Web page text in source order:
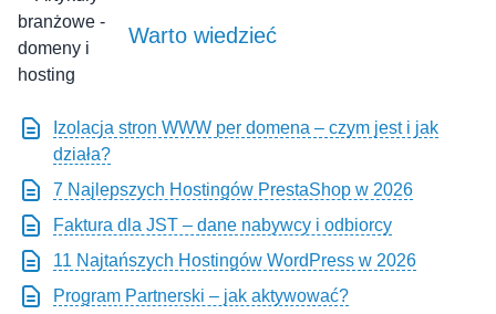
Warto wiedzieć
Izolacja stron WWW per domena – czym jest i jak
działa?
7 Najlepszych Hostingów PrestaShop w 2026
Faktura dla JST – dane nabywcy i odbiorcy
11 Najtańszych Hostingów WordPress w 2026
Program Partnerski – jak aktywować?